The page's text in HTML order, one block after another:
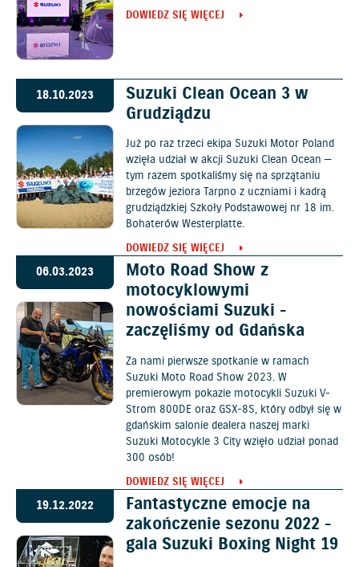
DOWIEDZ SIĘ WIĘCEJ
18.10.2023
Suzuki Clean Ocean 3 w
Grudziądzu
Już po raz trzeci ekipa Suzuki Motor Poland
wzięła udział w akcji Suzuki Clean Ocean —
tym razem spotkaliśmy się na sprzątaniu
brzegów jeziora Tarpno z uczniami i kadrą
grudziądzkiej Szkoły Podstawowej nr 18 im.
Bohaterów Westerplatte.
DOWIEDZ SIĘ WIĘCEJ
06.03.2023
Moto Road Show z
motocyklowymi
nowościami Suzuki -
zaczęliśmy od Gdańska
Za nami pierwsze spotkanie w ramach
Suzuki Moto Road Show 2023. W
premierowym pokazie motocykli Suzuki V-
Strom 800DE oraz GSX-8S, który odbył się w
gdańskim salonie dealera naszej marki
Suzuki Motocykle 3 City wzięło udział ponad
300 osób!
DOWIEDZ SIĘ WIĘCEJ
19.12.2022
Fantastyczne emocje na
zakończenie sezonu 2022 -
gala Suzuki Boxing Night 19